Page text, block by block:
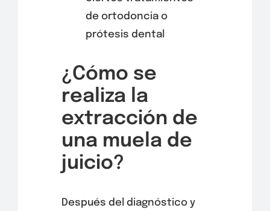
de ortodoncia o
prótesis dental
¿Cómo se
realiza la
extracción de
una muela de
juicio?
Después del diagnóstico y